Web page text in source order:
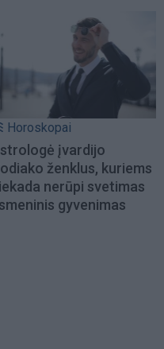
Horoskopai
įvardijo
ženklus, kuriems
nerūpi svetimas
gyvenimas